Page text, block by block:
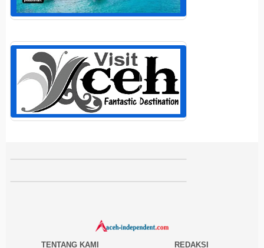
TENTANG KAMI REDAKSI